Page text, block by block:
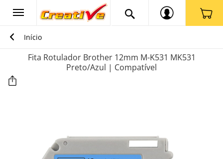
Início
Fita Rotulador Brother 12mm M-K531 MK531
Preto/Azul | Compatível